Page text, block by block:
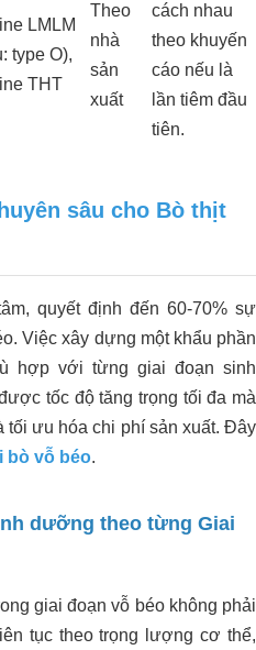
LMLM
type O),
THT
Theo
nhà
sản
xuất
cách nhau
theo khuyến
cáo nếu là
lần tiêm đầu
tiên.
sâu cho Bò thịt
quyết định đến 60-70% sự
Việc xây dựng một khẩu phần
hợp với từng giai đoạn sinh
tốc độ tăng trọng tối đa mà
tối ưu hóa chi phí sản xuất. Đây
bò vỗ béo.
dưỡng theo từng Giai
giai đoạn vỗ béo không phải
tục theo trọng lượng cơ thể,